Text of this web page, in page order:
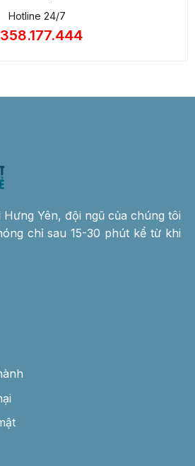
Hotline 24/7
Yên, đội ngũ của chúng tôi
chỉ sau 15-30 phút kể từ khi